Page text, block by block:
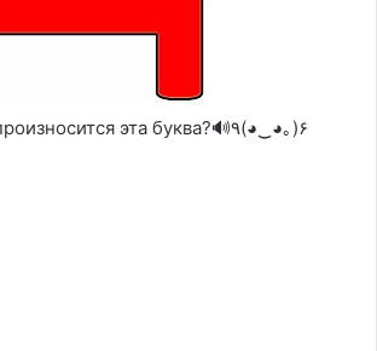
٩(◕‿◕｡)۶ 🔊Как произносится эта буква?🔊٩(◕‿◕｡)۶